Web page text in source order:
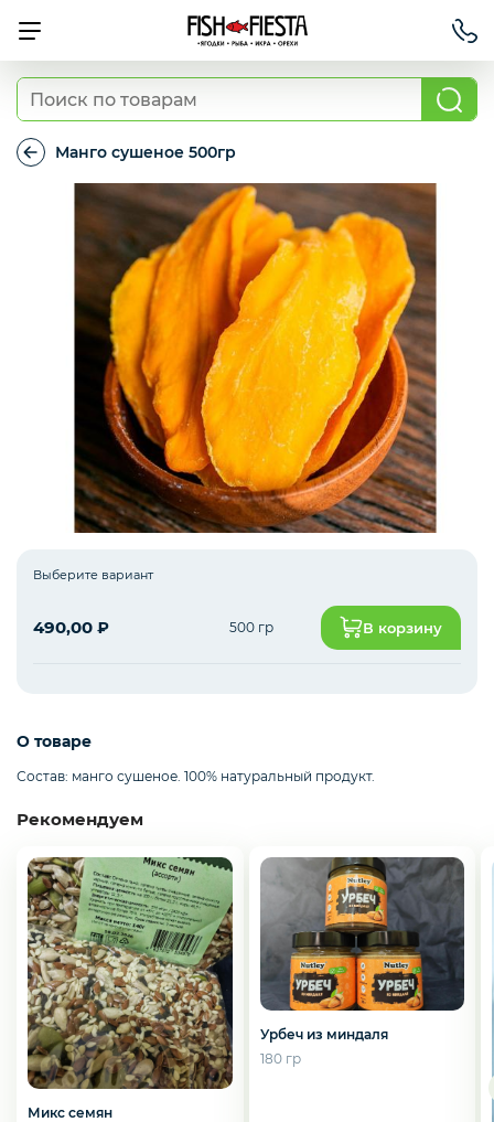
Свежие ягоды и фрукты
Хит продаж
Охлажденная рыба
Березовские полуфабрикаты
Рыба красная с/м
Филе
Рыбные пельмени
Слабосоленая рыба
Панировка
Манго сушеное 500гр
сушеное
Выберите вариант
490,00 ₽ 500 гр В корзину
О товаре
Состав: манго сушеное. 100% натуральный продукт.
Рекомендуем
Микс семян
Урбеч из миндаля
180 гр